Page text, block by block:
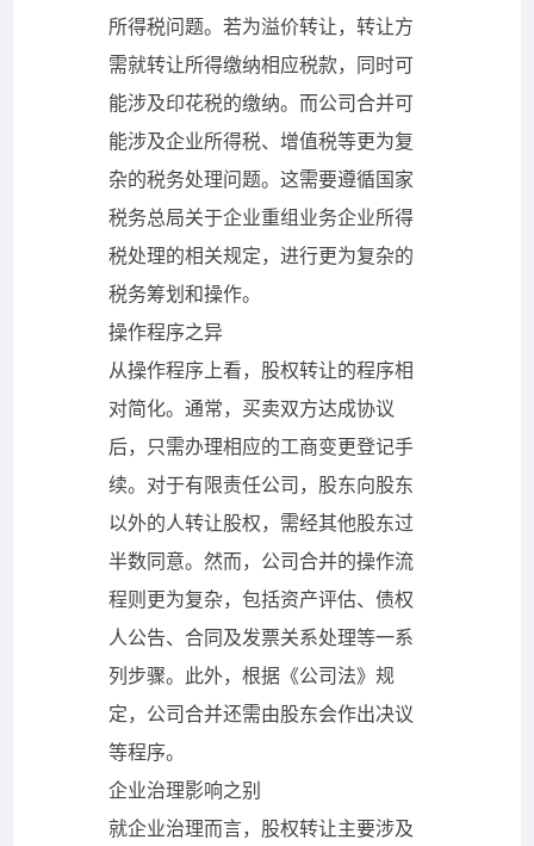
所得税问题。若为溢价转让，转让方
需就转让所得缴纳相应税款，同时可
能涉及印花税的缴纳。而公司合并可
能涉及企业所得税、增值税等更为复
杂的税务处理问题。这需要遵循国家
税务总局关于企业重组业务企业所得
税处理的相关规定，进行更为复杂的
税务筹划和操作。
操作程序之异
从操作程序上看，股权转让的程序相
对简化。通常，买卖双方达成协议
后，只需办理相应的工商变更登记手
续。对于有限责任公司，股东向股东
以外的人转让股权，需经其他股东过
半数同意。然而，公司合并的操作流
程则更为复杂，包括资产评估、债权
人公告、合同及发票关系处理等一系
列步骤。此外，根据《公司法》规
定，公司合并还需由股东会作出决议
等程序。
企业治理影响之别
就企业治理而言，股权转让主要涉及